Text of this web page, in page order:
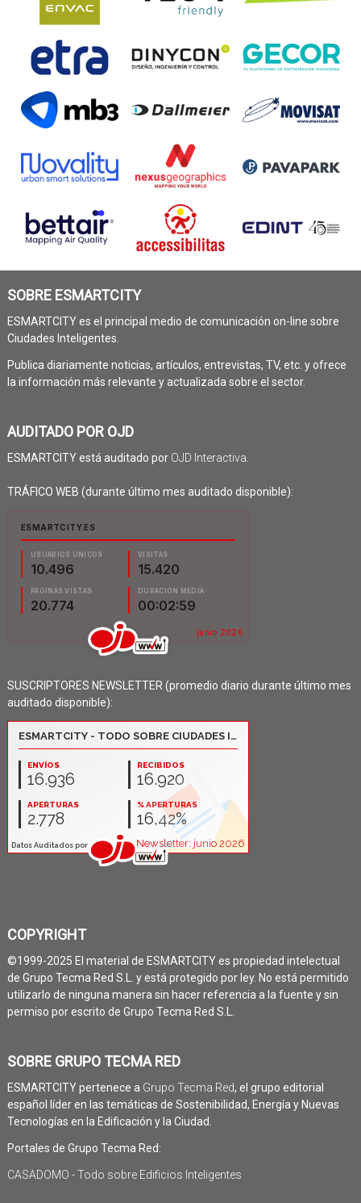
SOBRE ESMARTCITY
ESMARTCITY es el principal medio de comunicación on-line sobre
Ciudades Inteligentes.
Publica diariamente noticias, artículos, entrevistas, TV, etc. y ofrece
la información más relevante y actualizada sobre el sector.
AUDITADO POR OJD
ESMARTCITY está auditado por OJD Interactiva.
TRÁFICO WEB (durante último mes auditado disponible):
SUSCRIPTORES NEWSLETTER (promedio diario durante último mes
auditado disponible):
COPYRIGHT
©1999-2025 El material de ESMARTCITY es propiedad intelectual
de Grupo Tecma Red S.L. y está protegido por ley. No está permitido
utilizarlo de ninguna manera sin hacer referencia a la fuente y sin
permiso por escrito de Grupo Tecma Red S.L.
SOBRE GRUPO TECMA RED
ESMARTCITY pertenece a Grupo Tecma Red, el grupo editorial
español líder en las temáticas de Sostenibilidad, Energía y Nuevas
Tecnologías en la Edificación y la Ciudad.
Portales de Grupo Tecma Red:
CASADOMO - Todo sobre Edificios Inteligentes